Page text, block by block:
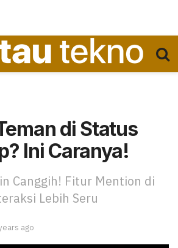
di Status
Ini Caranya!
Canggih! Fitur Mention di
Lebih Seru
ago